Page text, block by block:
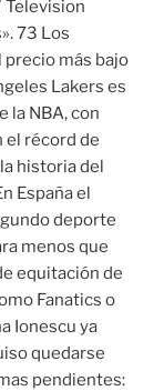
73 Los
precio más bajo
Lakers es
la NBA, con
el récord de
historia del
España el
deporte
menos que
equitación de
Fanatics o
Ionescu ya
quedarse
pendientes: